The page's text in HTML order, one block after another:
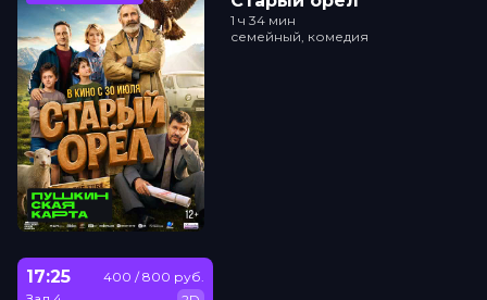
1 ч 34 мин
семейный, комедия
17:25
400 / 800 руб.